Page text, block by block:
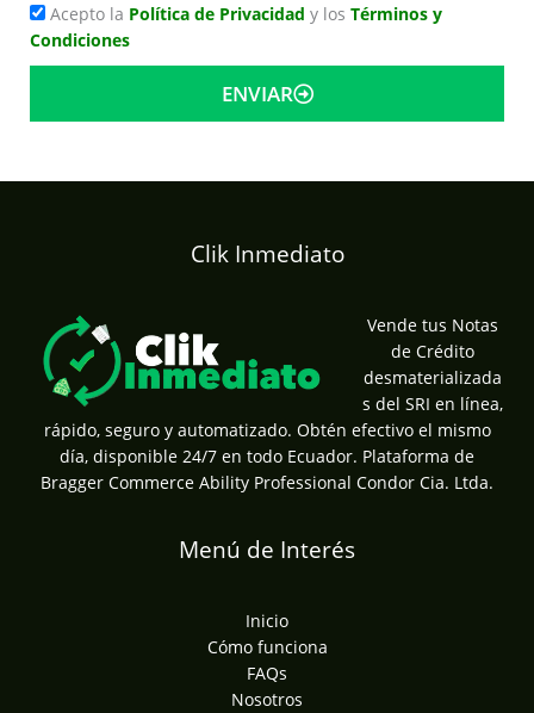
Acepto la Política de Privacidad y los Términos y
Condiciones
ENVIAR
Clik Inmediato
Vende tus Notas
de Crédito
desmaterializada
s del SRI en línea,
rápido, seguro y automatizado. Obtén efectivo el mismo
día, disponible 24/7 en todo Ecuador. Plataforma de
Bragger Commerce Ability Professional Condor Cia. Ltda.
Menú de Interés
Inicio
Cómo funciona
FAQs
Nosotros